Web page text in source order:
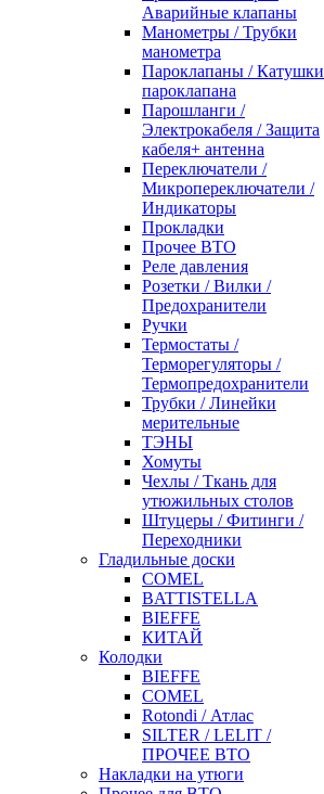
Аварийные клапаны
Манометры / Трубки
манометра
Пароклапаны / Катушки
пароклапана
Парошланги /
Электрокабеля / Защита
кабеля+ антенна
Переключатели /
Микропереключатели /
Индикаторы
Прокладки
Прочее ВТО
Реле давления
Розетки / Вилки /
Предохранители
Ручки
Термостаты /
Терморегуляторы /
Термопредохранители
Трубки / Линейки
мерительные
ТЭНЫ
Хомуты
Чехлы / Ткань для
утюжильных столов
Штуцеры / Фитинги /
Переходники
Гладильные доски
COMEL
BATTISTELLA
BIEFFE
КИТАЙ
Колодки
BIEFFE
COMEL
Rotondi / Атлас
SILTER / LELIT /
ПРОЧЕЕ ВТО
Накладки на утюги